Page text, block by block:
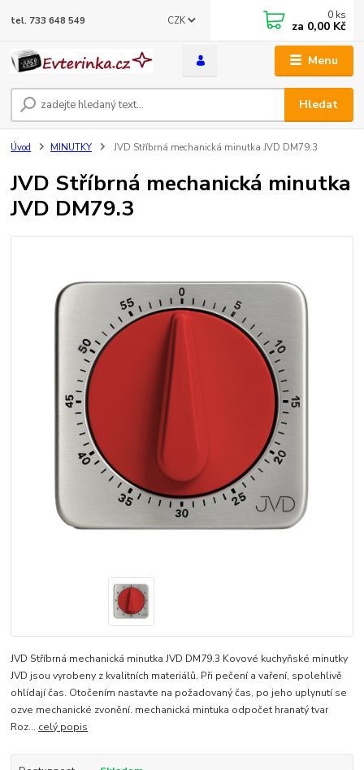
Menu
CZK
Hledat
tel. 733 648 549 0 ks
za 0,00 Kč
Úvod MINUTKY JVD Stříbrná mechanická minutka JVD DM79.3
JVD Stříbrná mechanická minutka
JVD DM79.3
JVD Stříbrná mechanická minutka JVD DM79.3 Kovové kuchyňské minutky
JVD jsou vyrobeny z kvalitních materiálů. Při pečení a vaření, spolehlivě
ohlídají čas. Otočením nastavte na požadovaný čas, po jeho uplynutí se
ozve mechanické zvonění. mechanická mintuka odpočet hranatý tvar
Roz... celý popis